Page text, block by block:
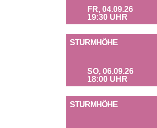
FR, 04.09.26
19:30 UHR
STURMHÖHE
SO, 06.09.26
18:00 UHR
STURMHÖHE